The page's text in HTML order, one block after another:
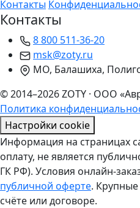
Контакты
Контакты
8 800 511-36-20
msk@zoty.ru
МО, Балашиха,
© 2014–2026 ZOTY · ООО
Политика
Настройки cookie
Информация на страницах
оплату, не является
ГК РФ). Условия онлайн-
публичной оферте. Крупные
счёте или договоре.